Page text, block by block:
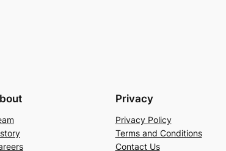
Privacy
Privacy Policy
Terms and Conditions
Contact Us